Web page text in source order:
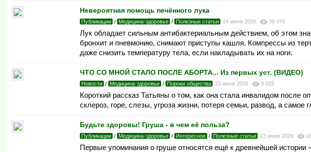
Невероятная помощь печённого лука
Публикации / Медицина-здоровье / Полезные статьи 24 июля 2026 39 470
Лук обладает сильным антибактериальным действием, об этом
бронхит и пневмонию, снимают приступы кашля. Компрессы из
даже снизить температуру тела, если накладывать их на ноги.
ЧТО СО МНОЙ СТАЛО ПОСЛЕ АБОРТА... Из первых уст. (ВИДЕО)
Новости / Медицина-здоровье / Пороки общества 23 июля 2026 8 025
Короткий рассказ Татьяны о том, как она стала инвалидом после
склероз, горе, слезы, угроза жизни, потеря семьи, развод, а самое
Будьте здоровы! Груша - в чем её польза?
Публикации / Медицина-здоровье / Интересное / Полезные статьи 23 июля 2026
Первые упоминания о груше относятся ещё к древнейшей